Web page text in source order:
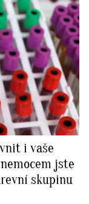
i vaše
jste
skupinu